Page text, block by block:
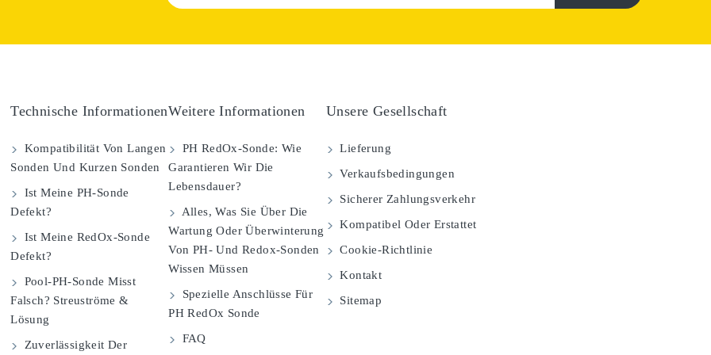
Technische Informationen
Kompatibilität Von Langen
Sonden Und Kurzen Sonden
Ist Meine PH-Sonde
Defekt?
Ist Meine RedOx-Sonde
Defekt?
Pool-PH-Sonde Misst
Falsch? Streuströme &
Lösung
Zuverlässigkeit Der
Weitere Informationen
PH RedOx-Sonde: Wie
Garantieren Wir Die
Lebensdauer?
Alles, Was Sie Über Die
Wartung Oder Überwinterung
Von PH- Und Redox-Sonden
Wissen Müssen
Spezielle Anschlüsse Für
PH RedOx Sonde
FAQ
Unsere Gesellschaft
Lieferung
Verkaufsbedingungen
Sicherer Zahlungsverkehr
Kompatibel Oder Erstattet
Cookie-Richtlinie
Kontakt
Sitemap